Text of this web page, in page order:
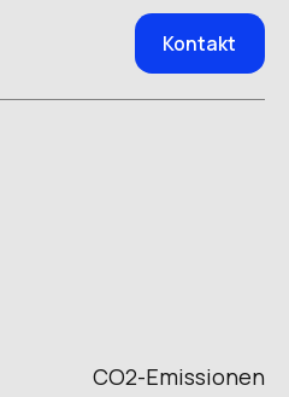
Kontakt
CO2-Emissionen